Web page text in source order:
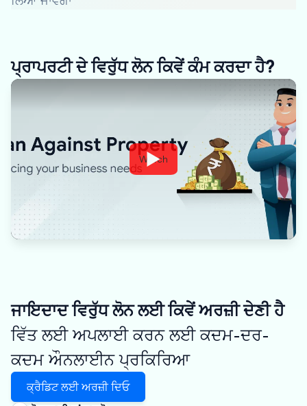
ਪ੍ਰਾਪਰਟੀ ਦੇ ਵਿਰੁੱਧ ਲੋਨ ਕਿਵੇਂ ਕੰਮ ਕਰਦਾ ਹੈ?
Watch
ਜਾਇਦਾਦ ਵਿਰੁੱਧ ਲੋਨ ਲਈ ਕਿਵੇਂ ਅਰਜ਼ੀ ਦੇਣੀ ਹੈ
ਵਿੱਤ ਲਈ ਅਪਲਾਈ ਕਰਨ ਲਈ ਕਦਮ-ਦਰ-
ਕਦਮ ਔਨਲਾਈਨ ਪ੍ਰਕਿਰਿਆ
ਕ੍ਰੈਡਿਟ ਲਈ ਅਰਜ਼ੀ ਦਿਓ